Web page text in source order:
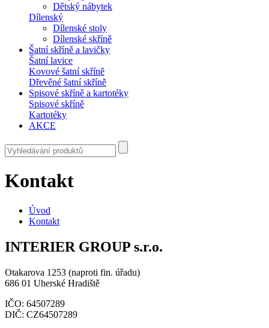
Dětský nábytek
Dílenský
Dílenské stoly
Dílenské skříně
Šatní skříně a lavičky
Šatní lavice
Kovové šatní skříně
Dřevěné šatní skříně
Spisové skříně a kartotéky
Spisové skříně
Kartotéky
AKCE
Kontakt
Úvod
Kontakt
INTERIER GROUP s.r.o.
Otakarova 1253 (naproti fin. úřadu)
686 01 Uherské Hradiště
IČO: 64507289
DIČ: CZ64507289